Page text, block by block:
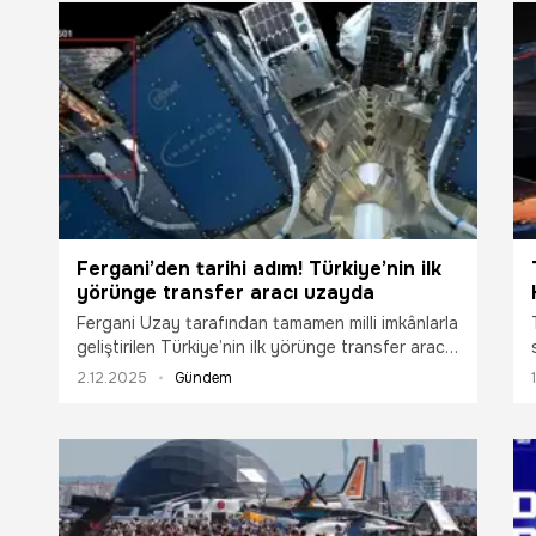
Fergani’den tarihi adım! Türkiye’nin ilk
yörünge transfer aracı uzayda
Fergani Uzay tarafından tamamen milli imkânlarla
geliştirilen Türkiye’nin ilk yörünge transfer aracı
FGN-TUG-S01 uzaydaki görevine başladı. Milli
2.12.2025 Gündem